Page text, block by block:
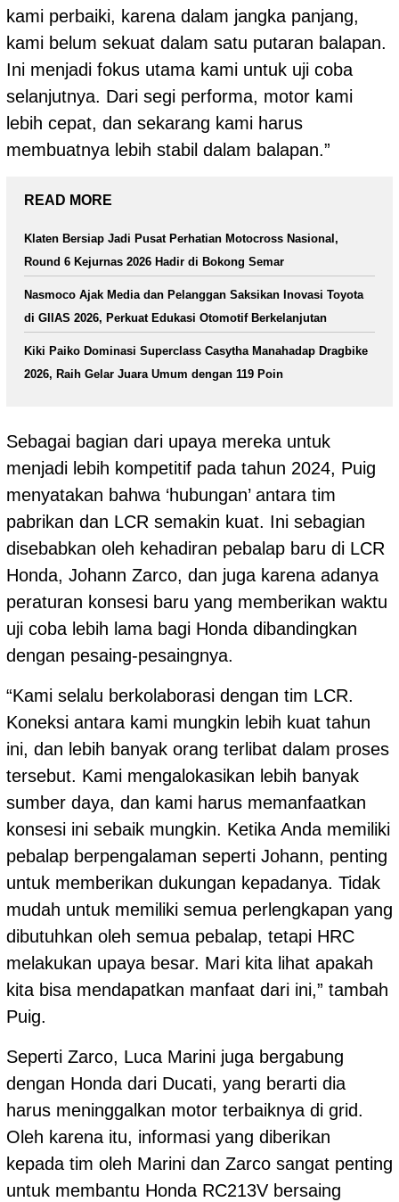
kami perbaiki, karena dalam jangka panjang,
kami belum sekuat dalam satu putaran balapan.
Ini menjadi fokus utama kami untuk uji coba
selanjutnya. Dari segi performa, motor kami
lebih cepat, dan sekarang kami harus
membuatnya lebih stabil dalam balapan.”
READ MORE
Klaten Bersiap Jadi Pusat Perhatian Motocross Nasional,
Round 6 Kejurnas 2026 Hadir di Bokong Semar
Nasmoco Ajak Media dan Pelanggan Saksikan Inovasi Toyota
di GIIAS 2026, Perkuat Edukasi Otomotif Berkelanjutan
Kiki Paiko Dominasi Superclass Casytha Manahadap Dragbike
2026, Raih Gelar Juara Umum dengan 119 Poin
Sebagai bagian dari upaya mereka untuk
menjadi lebih kompetitif pada tahun 2024, Puig
menyatakan bahwa ‘hubungan’ antara tim
pabrikan dan LCR semakin kuat. Ini sebagian
disebabkan oleh kehadiran pebalap baru di LCR
Honda, Johann Zarco, dan juga karena adanya
peraturan konsesi baru yang memberikan waktu
uji coba lebih lama bagi Honda dibandingkan
dengan pesaing-pesaingnya.
“Kami selalu berkolaborasi dengan tim LCR.
Koneksi antara kami mungkin lebih kuat tahun
ini, dan lebih banyak orang terlibat dalam proses
tersebut. Kami mengalokasikan lebih banyak
sumber daya, dan kami harus memanfaatkan
konsesi ini sebaik mungkin. Ketika Anda memiliki
pebalap berpengalaman seperti Johann, penting
untuk memberikan dukungan kepadanya. Tidak
mudah untuk memiliki semua perlengkapan yang
dibutuhkan oleh semua pebalap, tetapi HRC
melakukan upaya besar. Mari kita lihat apakah
kita bisa mendapatkan manfaat dari ini,” tambah
Puig.
Seperti Zarco, Luca Marini juga bergabung
dengan Honda dari Ducati, yang berarti dia
harus meninggalkan motor terbaiknya di grid.
Oleh karena itu, informasi yang diberikan
kepada tim oleh Marini dan Zarco sangat penting
untuk membantu Honda RC213V bersaing